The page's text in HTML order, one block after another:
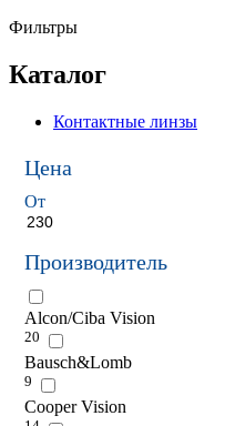
Фильтры
Каталог
Контактные линзы
Цена
От
Производитель
Alcon/Ciba Vision
20
Bausch&Lomb
9
Cooper Vision